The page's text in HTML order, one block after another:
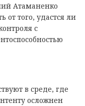
Атаманенко
от того, удастся ли
с
в среде, где
осложнен